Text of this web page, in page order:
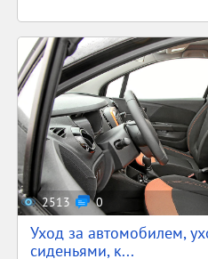
2513 0
Уход за автомобилем,
сиденьями, к...